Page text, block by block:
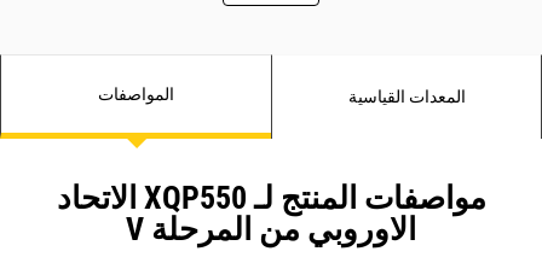
المواصفات المعدات القياسية
مواصفات المنتج لـ XQP550 الاتحاد
الاوروبي من المرحلة V